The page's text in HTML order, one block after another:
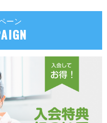
ーン